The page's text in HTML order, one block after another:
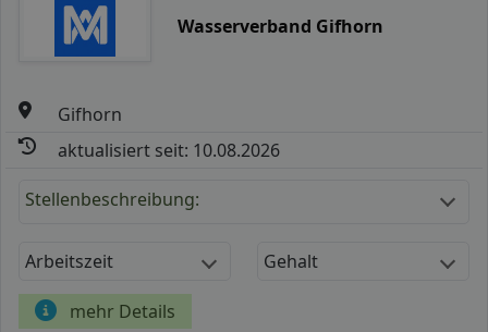
Wasserverband Gifhorn
Gifhorn
aktualisiert seit: 10.08.2026
Stellenbeschreibung:
Arbeitszeit Gehalt
mehr Details